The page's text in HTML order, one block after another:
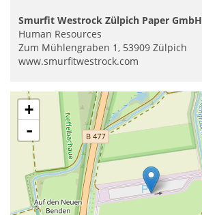
Smurfit Westrock Zülpich Paper GmbH
Human Resources
Zum Mühlengraben 1, 53909 Zülpich
www.smurfitwestrock.com
+
-